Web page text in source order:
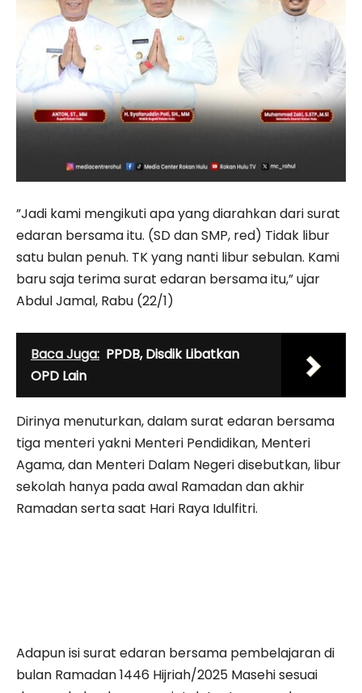
”Jadi kami mengikuti apa yang diarahkan dari surat
edaran bersama itu. (SD dan SMP, red) Tidak libur
satu bulan penuh. TK yang nanti libur sebulan. Kami
baru saja terima surat edaran bersama itu,” ujar
Abdul Jamal, Rabu (22/1)
Baca Juga: PPDB, Disdik Libatkan
OPD Lain
Dirinya menuturkan, dalam surat edaran bersama
tiga menteri yakni Menteri Pendidikan, Menteri
Agama, dan Menteri Dalam Negeri disebutkan, libur
sekolah hanya pada awal Ramadan dan akhir
Ramadan serta saat Hari Raya Idulfitri.
Adapun isi surat edaran bersama pembelajaran di
bulan Ramadan 1446 Hijriah/2025 Masehi sesuai